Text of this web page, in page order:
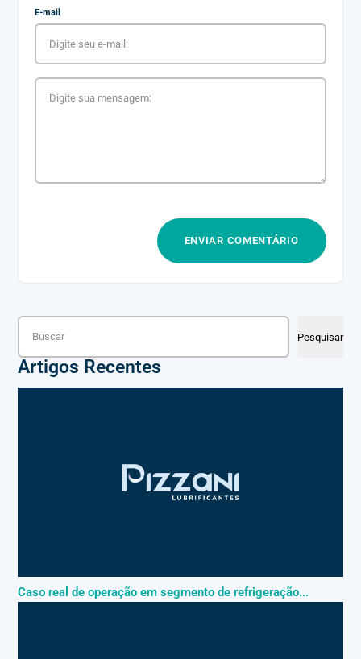
E-mail
Pesquisar
Artigos Recentes
Caso real de operação em segmento de refrigeração...